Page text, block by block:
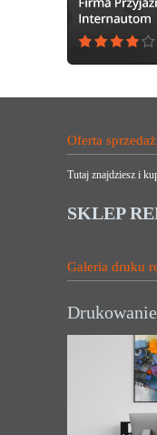
Oferta
Tutaj znajdziesz i
SKLEP
Galeria druku